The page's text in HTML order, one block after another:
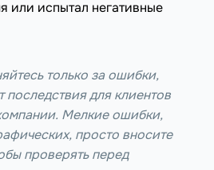
или испытал негативные
только за ошибки,
последствия для клиентов
Мелкие ошибки,
просто вносите
проверять перед